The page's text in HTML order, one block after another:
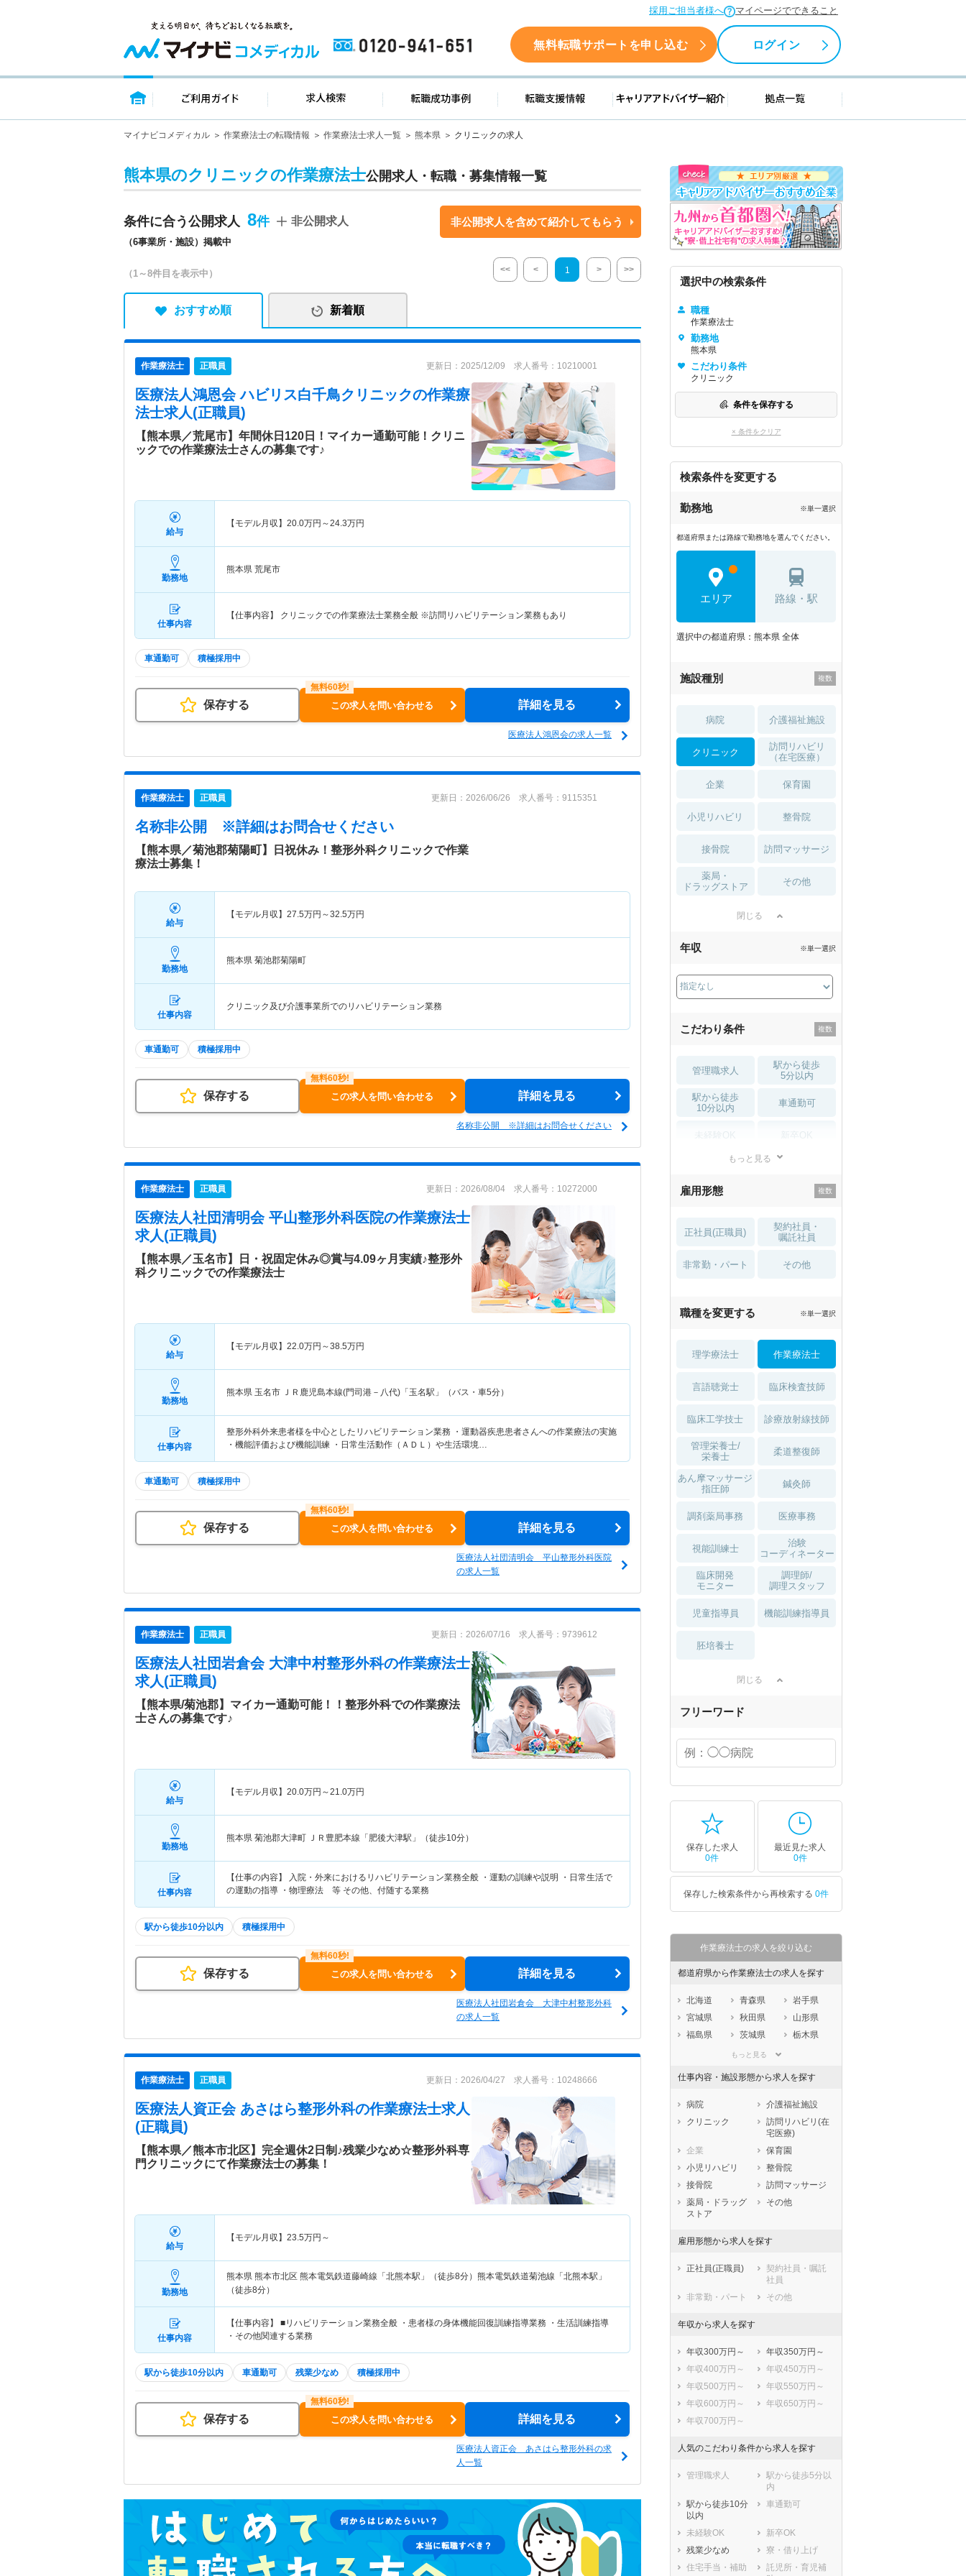
採用ご担当者様へ マイページでできること
0120-941-651 無料転職サポートを申し込む ログイン
トップページ ご利用ガイド 求人検索 転職成功事例 転職支援情報 キャリアアドバイザー紹介 拠点一覧
マイナビコメディカル 作業療法士の転職情報 作業療法士求人一覧 熊本県 クリニックの求人
熊本県のクリニックの作業療法士公開求人・転職・募集情報一覧
条件に合う公開求人 8
（6事業所・施設）掲載中
非公開求人 非公開求人を含めて紹介してもらう
（1～8件目を表示中） << < 1 > >>
おすすめ順 新着順
作業療法士 正職員 更新日：2025/12/09 求人番号：10210001
医療法人鴻恩会 ハビリス白千鳥クリニックの作業療
法士求人(正職員)
【熊本県／荒尾市】年間休日120日！マイカー通勤可能！クリニ
ックでの作業療法士さんの募集です♪
給与
【モデル月収】 20.0万円～24.3万円
勤務地
熊本県 荒尾市
仕事内容
【仕事内容】 クリニックでの作業療法士業務全般 ※訪問リハビリテーション業務もあり
車通勤可 積極採用中
保存する この求人を問い合わせる 詳細を見る
医療法人鴻恩会の求人一覧
作業療法士 正職員 更新日：2026/06/26 求人番号：9115351
名称非公開 ※詳細はお問合せください
【熊本県／菊池郡菊陽町】日祝休み！整形外科クリニックで作業
療法士募集！
給与
【モデル月収】 27.5万円～32.5万円
勤務地
熊本県 菊池郡菊陽町
仕事内容
クリニック及び介護事業所でのリハビリテーション業務
車通勤可 積極採用中
保存する この求人を問い合わせる 詳細を見る
名称非公開 ※詳細はお問合せください
作業療法士 正職員 更新日：2026/08/04 求人番号：10272000
医療法人社団清明会 平山整形外科医院の作業療法士
求人(正職員)
【熊本県／玉名市】日・祝固定休み◎賞与4.09ヶ月実績♪整形外
科クリニックでの作業療法士
給与
【モデル月収】 22.0万円～38.5万円
勤務地
熊本県 玉名市 ＪＲ鹿児島本線(門司港－八代)「玉名駅」（バス・車5分）
仕事内容
整形外科外来患者様を中心としたリハビリテーション業務 ・運動器疾患患者さんへの作業療法の実施
・機能評価および機能訓練 ・日常生活動作（ＡＤＬ）や生活環境…
車通勤可 積極採用中
保存する この求人を問い合わせる 詳細を見る
医療法人社団清明会 平山整形外科医院
の求人一覧
作業療法士 正職員 更新日：2026/07/16 求人番号：9739612
医療法人社団岩倉会 大津中村整形外科の作業療法士
求人(正職員)
【熊本県/菊池郡】マイカー通勤可能！！整形外科での作業療法
士さんの募集です♪
給与
【モデル月収】 20.0万円～21.0万円
勤務地
熊本県 菊池郡大津町 ＪＲ豊肥本線「肥後大津駅」（徒歩10分）
仕事内容
【仕事の内容】 入院・外来におけるリハビリテーション業務全般 ・運動の訓練や説明 ・日常生活で
の運動の指導 ・物理療法 等 その他、付随する業務
駅から徒歩10分以内 積極採用中
保存する この求人を問い合わせる 詳細を見る
医療法人社団岩倉会 大津中村整形外科
の求人一覧
作業療法士 正職員 更新日：2026/04/27 求人番号：10248666
医療法人資正会 あさはら整形外科の作業療法士求人
(正職員)
【熊本県／熊本市北区】完全週休2日制♪残業少なめ☆整形外科専
門クリニックにて作業療法士の募集！
給与
【モデル月収】 23.5万円～
勤務地
熊本県 熊本市北区 熊本電気鉄道藤崎線「北熊本駅」（徒歩8分）熊本電気鉄道菊池線「北熊本駅」
（徒歩8分）
仕事内容
【仕事内容】 ■リハビリテーション業務全般 ・患者様の身体機能回復訓練指導業務 ・生活訓練指導
・その他関連する業務
駅から徒歩10分以内 車通勤可 残業少なめ 積極採用中
保存する この求人を問い合わせる 詳細を見る
医療法人資正会 あさはら整形外科の求
人一覧
選択中の検索条件
職種
作業療法士
勤務地
熊本県
こだわり条件
クリニック
条件を保存する
× 条件をクリア
検索条件を変更する
勤務地 ※単一選択
都道府県または路線で勤務地を選んでください。
エリア 路線・駅
選択中の都道府県：熊本県 全体
施設種別
病院 介護福祉施設
クリニック
訪問リハビリ
（在宅医療）
企業 保育園
小児リハビリ 整骨院
接骨院 訪問マッサージ
薬局・
ドラッグストア
その他
閉じる
年収 ※単一選択
こだわり条件
管理職求人
駅から徒歩
5分以内
駅から徒歩
10分以内
車通勤可
住宅手当・補助
土日祝休 無資格 OK
積極採用中 WEB面接OK
もっと見る
雇用形態
正社員(正職員)
契約社員・
嘱託社員
非常勤・パート その他
職種を変更する ※単一選択
理学療法士 作業療法士
言語聴覚士 臨床検査技師
臨床工学技士 診療放射線技師
管理栄養士/
栄養士
柔道整復師
あん摩マッサージ
指圧師
鍼灸師
調剤薬局事務 医療事務
視能訓練士
治験
コーディネーター
臨床開発
モニター
調理師/
調理スタッフ
児童指導員 機能訓練指導員
胚培養士
閉じる
フリーワード
保存した求人
0件
最近見た求人
0件
保存した検索条件から再検索する 0件
作業療法士の求人を絞り込む
都道府県から作業療法士の求人を探す
北海道 青森県
岩手県
宮城県
秋田県
山形県
福島県
茨城県
栃木県
埼玉県
石川県
福井県
岐阜県
静岡県
愛知県
三重県
大阪府
兵庫県
奈良県
鳥取県
島根県
広島県
山口県
徳島県
香川県
愛媛県
熊本県
大分県
もっと見る
仕事内容・施設形態から求人を探す
病院
介護福祉施設
クリニック
訪問リハビリ(在
宅医療)
企業
保育園
小児リハビリ
整骨院
接骨院
訪問マッサージ
薬局・ドラッグ
ストア
その他
雇用形態から求人を探す
正社員(正職員)
契約社員・嘱託
社員
非常勤・パート
その他
年収から求人を探す
年収300万円～
年収350万円～
年収400万円～
年収450万円～
年収500万円～
年収550万円～
年収600万円～
年収650万円～
年収700万円～
人気のこだわり条件から求人を探す
管理職求人
駅から徒歩5分以
内
駅から徒歩10分
以内
車通勤可
未経験OK
新卒OK
残業少なめ
寮・借り上げ
住宅手当・補助
託児所・育児補